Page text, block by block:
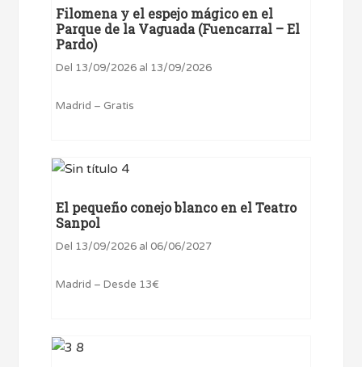
Filomena y el espejo mágico en el
Parque de la Vaguada (Fuencarral – El
Pardo)
Del 13/09/2026 al 13/09/2026
Madrid – Gratis
El pequeño conejo blanco en el Teatro
Sanpol
Del 13/09/2026 al 06/06/2027
Madrid – Desde 13€